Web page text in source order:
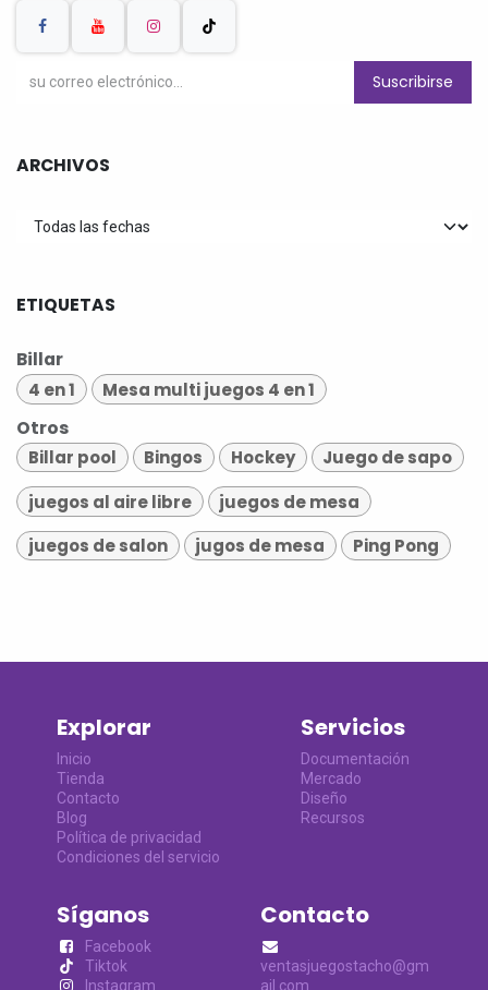
Suscribirse
ARCHIVOS
ETIQUETAS
Billar
4 en 1 Mesa multi juegos 4 en 1
Otros
Billar pool Bingos Hockey
Juego de sapo
juegos al aire libre
juegos de mesa
juegos de salon
jugos de mesa Ping Pong
Explorar
Inicio
Tienda
Contacto
Blog
Política de privacidad
Condiciones del servicio
Servicios
Documentación
Mercado
Diseño
Recursos
Síganos
Facebook
Tiktok
Instagram
Contacto
ventasjuegostacho@gm
ail.com